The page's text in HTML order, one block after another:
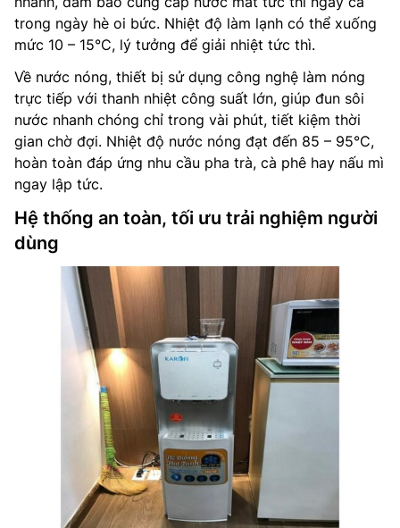
trong ngày hè oi bức. Nhiệt độ làm lạnh có thể xuống
mức 10 – 15°C, lý tưởng để giải nhiệt tức thì.
Về nước nóng, thiết bị sử dụng công nghệ làm nóng
trực tiếp với thanh nhiệt công suất lớn, giúp đun sôi
nước nhanh chóng chỉ trong vài phút, tiết kiệm thời
gian chờ đợi. Nhiệt độ nước nóng đạt đến 85 – 95°C,
hoàn toàn đáp ứng nhu cầu pha trà, cà phê hay nấu mì
ngay lập tức.
Hệ thống an toàn, tối ưu trải nghiệm người
dùng